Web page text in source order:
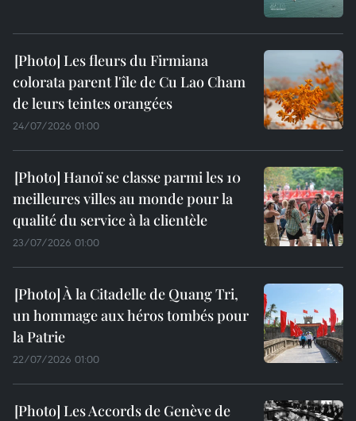
Les fleurs du Firmiana
colorata parent l'île de Cu Lao Cham
de leurs teintes orangées
24/07/2026 01:00
Hanoï se classe parmi les 10
meilleures villes au monde pour la
qualité du service à la clientèle
23/07/2026 01:00
À la Citadelle de Quang Tri,
un hommage aux héros tombés pour
la Patrie
22/07/2026 01:00
Les Accords de Genève de